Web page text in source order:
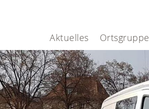
Aktuelles Ortsgruppe